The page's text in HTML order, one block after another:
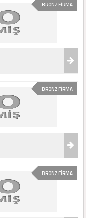
BRONZ FİRMA
BRONZ FİRMA
BRONZ FİRMA